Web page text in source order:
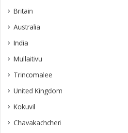
Britain
Australia
India
Mullaitivu
Trincomalee
United Kingdom
Kokuvil
Chavakachcheri